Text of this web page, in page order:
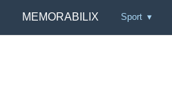
MEMORABILIX Sport